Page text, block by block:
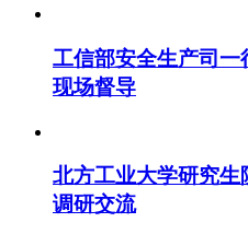
工信部安全生产司
现场督导
北方工业大学研究
调研交流